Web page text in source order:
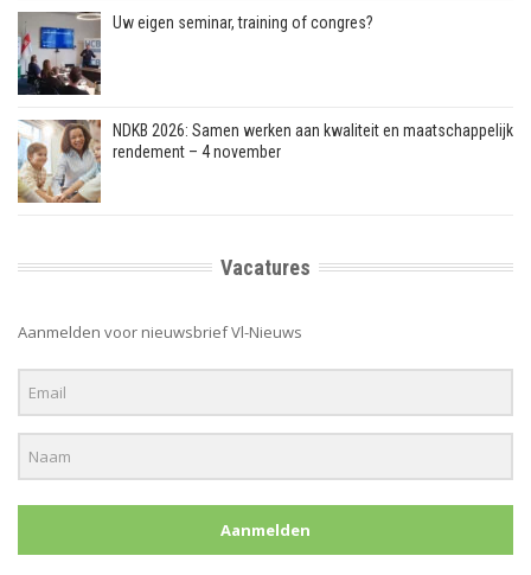
Uw eigen seminar, training of congres?
NDKB 2026: Samen werken aan kwaliteit en maatschappelijk
rendement – 4 november
Vacatures
Aanmelden voor nieuwsbrief Vl-Nieuws
Aanmelden